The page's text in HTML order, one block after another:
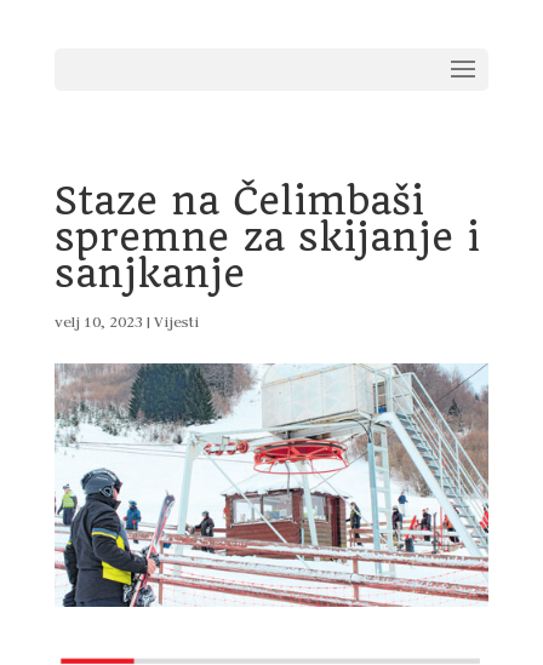
Staze na Čelimbaši
spremne za skijanje i
sanjkanje
velj 10, 2023 | Vijesti